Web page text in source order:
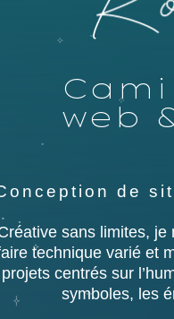
web
de
sans limites, je
technique varié et
projets centrés sur
symboles, les